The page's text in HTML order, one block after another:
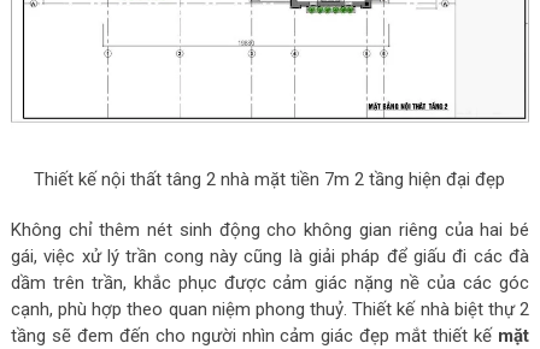
Thiết kế nội thất tâng 2 nhà mặt tiền 7m 2 tầng hiện đại đẹp
Không chỉ thêm nét sinh động cho không gian riêng của hai bé
gái, việc xử lý trần cong này cũng là giải pháp để giấu đi các đà
dầm trên trần, khắc phục được cảm giác nặng nề của các góc
cạnh, phù hợp theo quan niệm phong thuỷ. Thiết kế nhà biệt thự 2
tầng sẽ đem đến cho người nhìn cảm giác đẹp mắt thiết kế mặt